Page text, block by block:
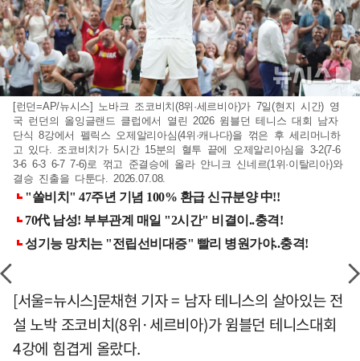
[런던=AP/뉴시스] 노바크 조코비치(8위·세르비아)가 7일(현지 시간) 영
국 런던의 올잉글랜드 클럽에서 열린 2026 윔블던 테니스 대회 남자
단식 8강에서 펠릭스 오제알리아심(4위·캐나다)을 꺾은 후 세리머니하
고 있다. 조코비치가 5시간 15분의 혈투 끝에 오제알리아심을 3-2(7-6
3-6 6-3 6-7 7-6)로 꺾고 준결승에 올라 얀니크 신네르(1위·이탈리아)와
결승 진출을 다툰다. 2026.07.08.
[서울=뉴시스]문채현 기자 = 남자 테니스의 살아있는 전
설 노박 조코비치(8위·세르비아)가 윔블던 테니스대회
4강에 힘겹게 올랐다.